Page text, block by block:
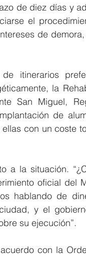
de diez días y
el
de
itinerarios
la
San Miguel,
de
con un coste
a la situación.
oficial del
hablando de
y el
su ejecución”.
con la